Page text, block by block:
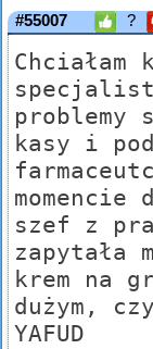
#55007 ?
Chciałam
problemy
kasy i
momencie
szef z
zapytała
krem na
dużym,
YAFUD